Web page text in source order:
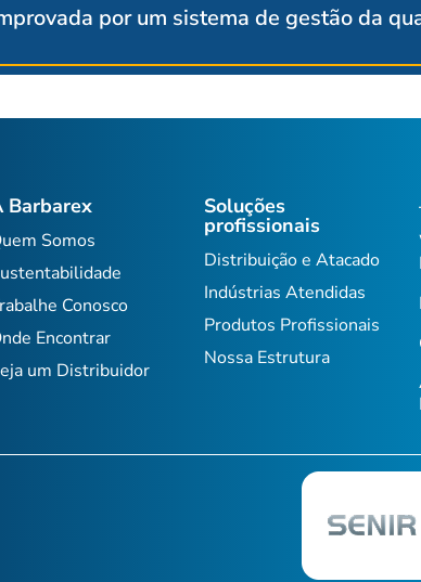
por um sistema de gestão da
Barbarex
Somos
Conosco
Encontrar
um Distribuidor
Soluções
profissionais
Distribuição e Atacado
Indústrias Atendidas
Produtos Profissionais
Nossa Estrutura